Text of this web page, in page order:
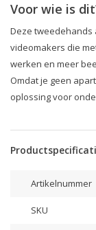
Voor wie is
Deze
videomakers die
werken en meer
Omdat je geen
oplossing voor
Artikelnummer
SKU